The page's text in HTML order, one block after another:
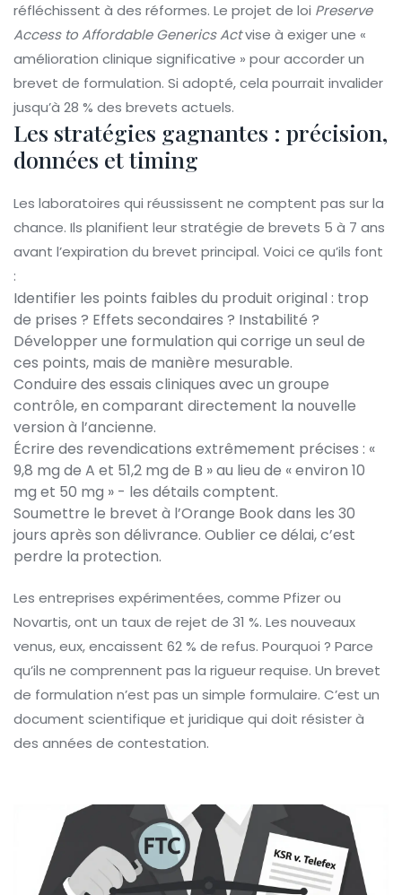
réfléchissent à des réformes. Le projet de loi Preserve
Access to Affordable Generics Actvise à exiger une «
amélioration clinique significative » pour accorder un
brevet de formulation. Si adopté, cela pourrait invalider
jusqu’à 28 % des brevets actuels.
Les stratégies gagnantes : précision,
données et timing
Les laboratoires qui réussissent ne comptent pas sur la
chance. Ils planifient leur stratégie de brevets 5 à 7 ans
avant l’expiration du brevet principal. Voici ce qu’ils font
:
Identifier les points faibles du produit original : trop
de prises ? Effets secondaires ? Instabilité ?
Développer une formulation qui corrige un seul de
ces points, mais de manière mesurable.
Conduire des essais cliniques avec un groupe
contrôle, en comparant directement la nouvelle
version à l’ancienne.
Écrire des revendications extrêmement précises : «
9,8 mg de A et 51,2 mg de B » au lieu de « environ 10
mg et 50 mg » - les détails comptent.
Soumettre le brevet à l’Orange Book dans les 30
jours après son délivrance. Oublier ce délai, c’est
perdre la protection.
Les entreprises expérimentées, comme Pfizer ou
Novartis, ont un taux de rejet de 31 %. Les nouveaux
venus, eux, encaissent 62 % de refus. Pourquoi ? Parce
qu’ils ne comprennent pas la rigueur requise. Un brevet
de formulation n’est pas un simple formulaire. C’est un
document scientifique et juridique qui doit résister à
des années de contestation.